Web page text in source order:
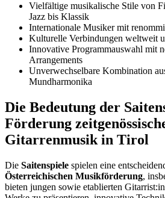
Vielfältige musikalische Stile von
Jazz bis Klassik
Internationale Musiker mit
Kulturelle Verbindungen weltweit
Innovative Programmauswahl mit
Arrangements
Unverwechselbare Kombination
Mundharmonika
Die Bedeutung der
Förderung
Gitarrenmusik in Tirol
Die Saitenspiele spielen eine
Österreichischen Musikförderung,
bieten jungen sowie etablierten